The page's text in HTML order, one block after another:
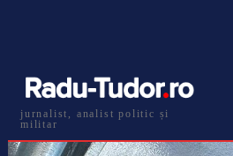
jurnalist, analist politic și
militar